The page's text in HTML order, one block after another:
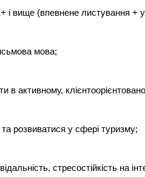
і вище (впевнене листування +
мова;
в активному,
розвиватися у сфері туризму;
стресостійкість на